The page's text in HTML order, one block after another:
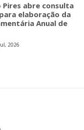
Pires abre consulta
elaboração da
Anual de
2026